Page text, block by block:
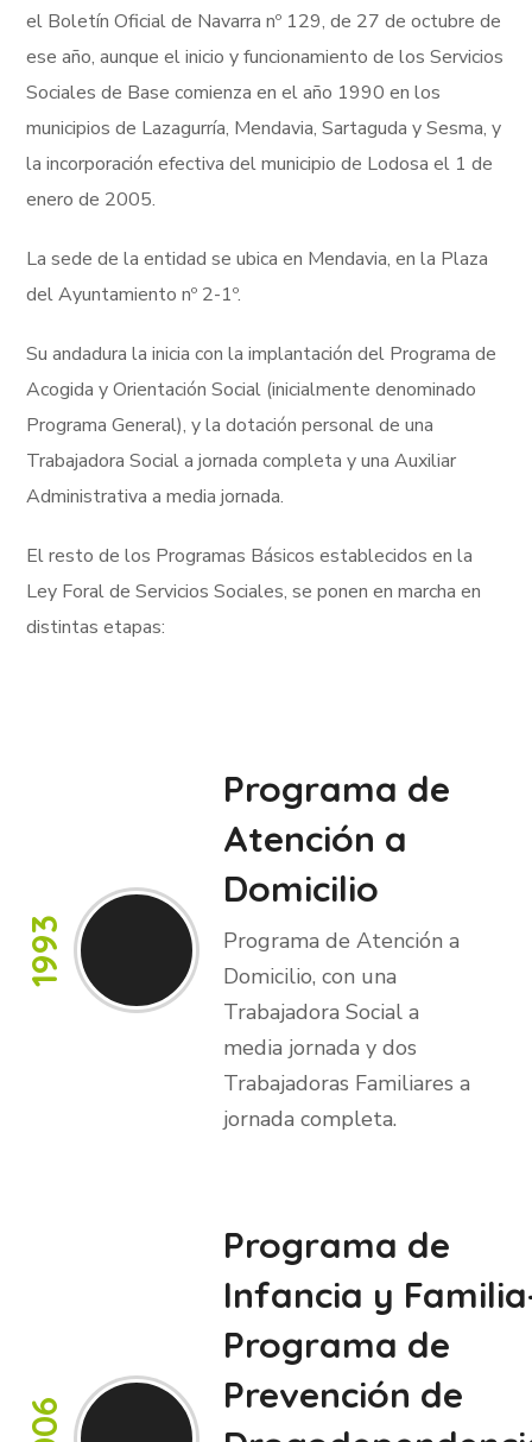
el Boletín Oficial de Navarra nº 129, de 27 de octubre de
ese año, aunque el inicio y funcionamiento de los Servicios
Sociales de Base comienza en el año 1990 en los
municipios de Lazagurría, Mendavia, Sartaguda y Sesma, y
la incorporación efectiva del municipio de Lodosa el 1 de
enero de 2005.
La sede de la entidad se ubica en Mendavia, en la Plaza
del Ayuntamiento nº 2-1º.
Su andadura la inicia con la implantación del Programa de
Acogida y Orientación Social (inicialmente denominado
Programa General), y la dotación personal de una
Trabajadora Social a jornada completa y una Auxiliar
Administrativa a media jornada.
El resto de los Programas Básicos establecidos en la
Ley Foral de Servicios Sociales, se ponen en marcha en
distintas etapas:
1993
Programa de
Atención a
Domicilio
Programa de Atención a
Domicilio, con una
Trabajadora Social a
media jornada y dos
Trabajadoras Familiares a
jornada completa.
Programa de
Infancia y
Programa de
Prevención de